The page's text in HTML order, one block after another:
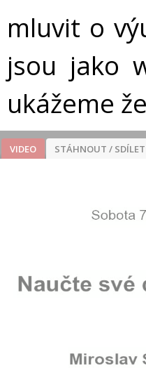
mluvit o
jsou jako
ukážeme
VIDEO STÁHNOUT / SDÍLET